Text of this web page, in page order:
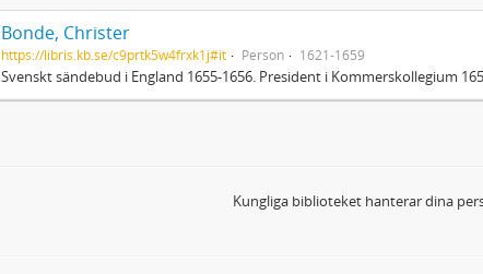
Bonde, Christer
https://libris.kb.se/c9prtk5w4frxk1j#it Person 1621-1659
Svenskt sändebud i England 1655-1656. President i Kommerskollegium
Kungliga biblioteket hanterar dina